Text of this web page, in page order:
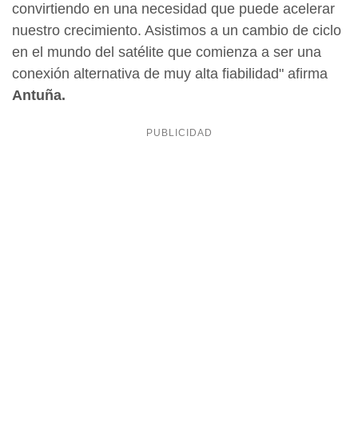
convirtiendo en una necesidad que puede acelerar
nuestro crecimiento. Asistimos a un cambio de ciclo
en el mundo del satélite que comienza a ser una
conexión alternativa de muy alta fiabilidad" afirma
Antuña.